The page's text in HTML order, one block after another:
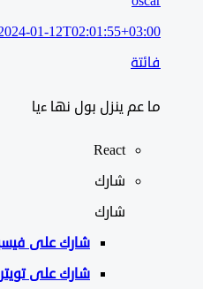
2024-01-12T02:01:55+03:00
ما عم ينزل بول نها ءيا
React
شارك
شارك علىفيسبوك
شارك على تويتر